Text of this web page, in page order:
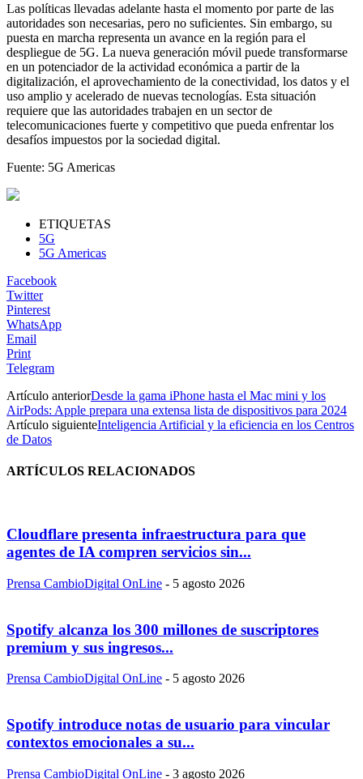
Las políticas llevadas adelante hasta el momento por parte de las
autoridades son necesarias, pero no suficientes. Sin embargo, su
puesta en marcha representa un avance en la región para el
despliegue de 5G. La nueva generación móvil puede transformarse
en un potenciador de la actividad económica a partir de la
digitalización, el aprovechamiento de la conectividad, los datos y el
uso amplio y acelerado de nuevas tecnologías. Esta situación
requiere que las autoridades trabajen en un sector de
telecomunicaciones fuerte y competitivo que pueda enfrentar los
desafíos impuestos por la sociedad digital.
Fuente: 5G Americas
ETIQUETAS
5G
5G Americas
Facebook
Twitter
Pinterest
WhatsApp
Email
Print
Telegram
Artículo anteriorDesde la gama iPhone hasta el Mac mini y los
AirPods: Apple prepara una extensa lista de dispositivos para 2024
Artículo siguienteInteligencia Artificial y la eficiencia en los Centros
de Datos
ARTÍCULOS RELACIONADOS
Cloudflare presenta infraestructura para que
agentes de IA compren servicios sin...
Prensa CambioDigital OnLine - 5 agosto 2026
Spotify alcanza los 300 millones de suscriptores
premium y sus ingresos...
Prensa CambioDigital OnLine - 5 agosto 2026
Spotify introduce notas de usuario para vincular
contextos emocionales a su...
Prensa CambioDigital OnLine - 3 agosto 2026